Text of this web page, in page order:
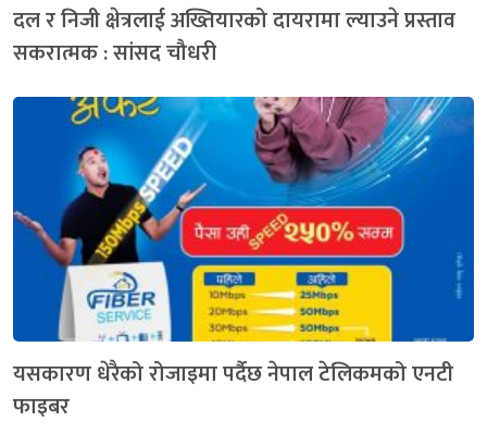
दल र निजी क्षेत्रलाई अख्तियारको दायरामा ल्याउने प्रस्ताव
सकरात्मक : सांसद चौधरी
यसकारण धेरैको रोजाइमा पर्दैछ नेपाल टेलिकमको एनटी
फाइबर